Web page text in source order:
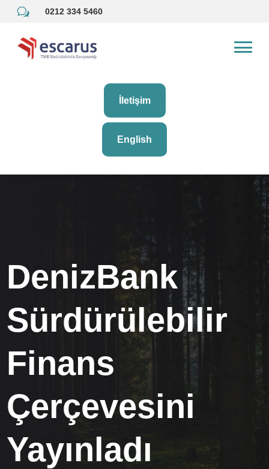
w 0212 334 5460
İletişim
English
DenizBank
Sürdürülebilir
Finans
Çerçevesini
Yayınladı